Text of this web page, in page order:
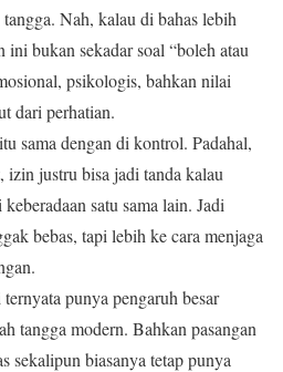
Nah, kalau di bahas lebih
ini bukan sekadar soal “boleh atau
psikologis, bahkan nilai
dari perhatian.
sama dengan di kontrol. Padahal,
izin justru bisa jadi tanda kalau
satu sama lain. Jadi
bebas, tapi lebih ke cara menjaga
punya pengaruh besar
tangga modern. Bahkan pasangan
sekalipun biasanya tetap punya